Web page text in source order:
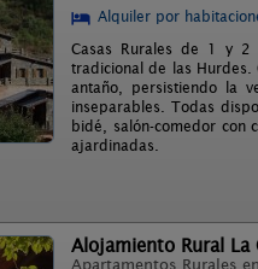
Alquiler por
Casas Rurales de 1 y 2
tradicional de las Hurdes.
antaño, persistiendo la
inseparables. Todas
bidé, salón-comedor con
ajardinadas.
Alojamiento Rural La
Apartamentos Rurales en